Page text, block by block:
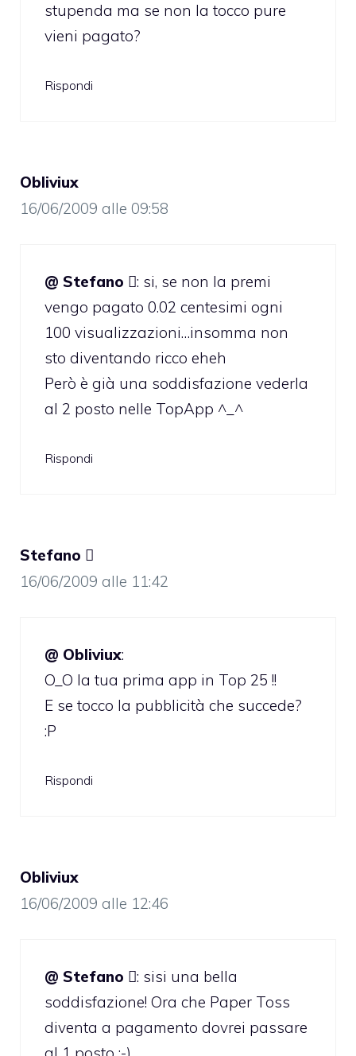
stupenda ma se non la tocco pure
vieni pagato?
Rispondi
Obliviux
16/06/2009 alle 09:58
@ Stefano : si, se non la premi
vengo pagato 0.02 centesimi ogni
100 visualizzazioni…insomma non
sto diventando ricco eheh
Però è già una soddisfazione vederla
al 2 posto nelle TopApp ^_^
Rispondi
Stefano 
16/06/2009 alle 11:42
@ Obliviux:
O_O la tua prima app in Top 25 !!
E se tocco la pubblicità che succede?
:P
Rispondi
Obliviux
16/06/2009 alle 12:46
@ Stefano : sisi una bella
soddisfazione! Ora che Paper Toss
diventa a pagamento dovrei passare